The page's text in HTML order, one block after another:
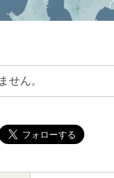
せん。